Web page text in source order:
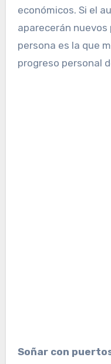
económicos. Si el
aparecerán
persona es la que
progreso personal
Soñar con